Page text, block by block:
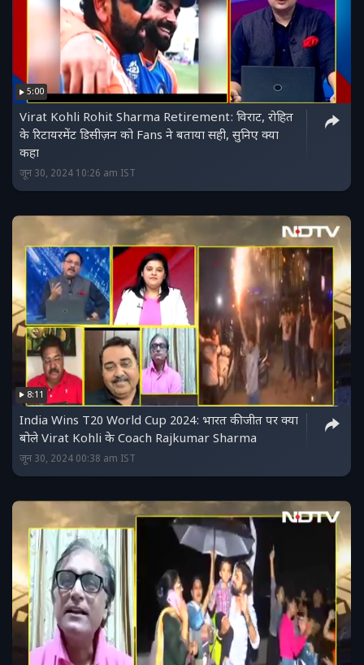
5:00
Virat Kohli Rohit Sharma Retirement: विराट, रोहित
के रिटायरमेंट डिसीज़न को Fans ने बताया सही, सुनिए क्या
कहा
जून 30, 2024 10:26 am IST
8:11
India Wins T20 World Cup 2024: भारत की जीत पर क्या
बोले Virat Kohli के Coach Rajkumar Sharma
जून 30, 2024 00:38 am IST